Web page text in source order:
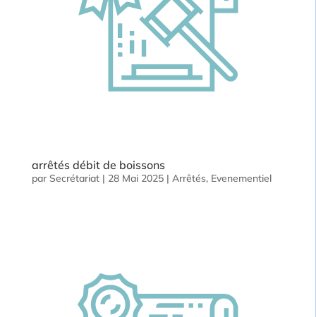
arrêtés débit de boissons
par Secrétariat| 28 Mai 2025| Arrêtés, Evenementiel